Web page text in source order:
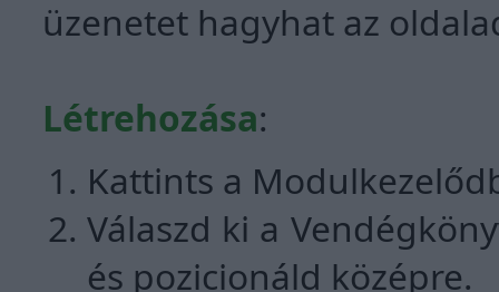
üzenetet hagyhat az
Létrehozása:
Kattints a
Válaszd ki a
és pozicionáld középre.